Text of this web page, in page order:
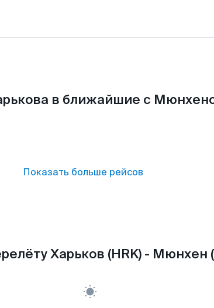
в ближайшие с
Показать больше рейсов
Харьков (HRK) - Мюнхен